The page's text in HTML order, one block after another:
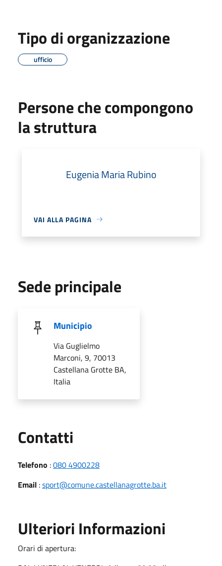
Tipo di organizzazione
ufficio
Persone che compongono
la struttura
Eugenia Maria Rubino
VAI ALLA PAGINA
Sede principale
Municipio
Via Guglielmo
Marconi, 9, 70013
Castellana Grotte BA,
Italia
Contatti
Telefono :080 4900228
Email :sport@comune.castellanagrotte.ba.it
Ulteriori Informazioni
Orari di apertura: